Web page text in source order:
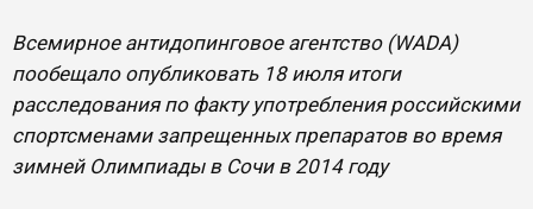
Всемирное антидопинговое агентство (WADA)
пообещало опубликовать 18 июля итоги
расследования по факту употребления российскими
спортсменами запрещенных препаратов во время
зимней Олимпиады в Сочи в 2014 году